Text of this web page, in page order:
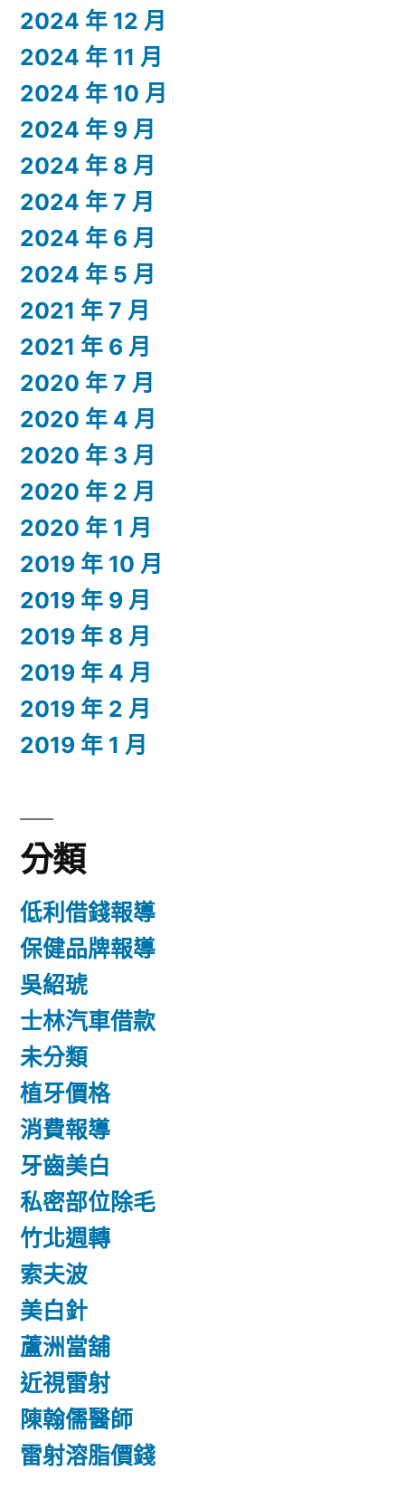
2024 年 12 月
2024 年 11 月
2024 年 10 月
2024 年 9 月
2024 年 8 月
2024 年 7 月
2024 年 6 月
2024 年 5 月
2021 年 7 月
2021 年 6 月
2020 年 7 月
2020 年 4 月
2020 年 3 月
2020 年 2 月
2020 年 1 月
2019 年 10 月
2019 年 9 月
2019 年 8 月
2019 年 4 月
2019 年 2 月
2019 年 1 月
分類
低利借錢報導
保健品牌報導
吳紹琥
士林汽車借款
未分類
植牙價格
消費報導
牙齒美白
私密部位除毛
竹北週轉
索夫波
美白針
蘆洲當舖
近視雷射
陳翰儒醫師
雷射溶脂價錢